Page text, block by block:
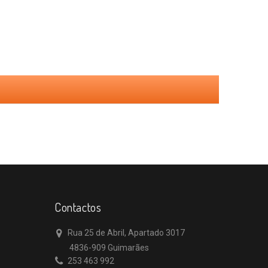
Contactos
Rua 25 de Abril, Apartado 3017
4836-909 Guimarães
253 463 992